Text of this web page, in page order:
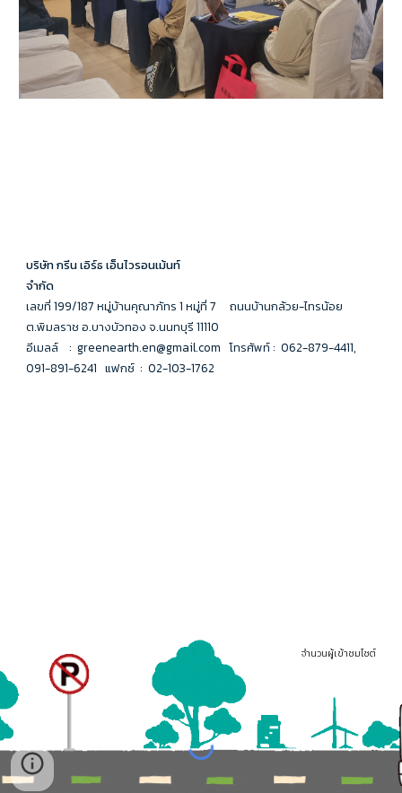
บริษัท กรีน เอิร์ธ เอ็นไวรอนเม้นท์
จำกัด
เลขที่ 199/187 หมู่บ้านคุณาภัทร 1 หมู่ที่ 7 ถนนบ้านกล้วย-ไทรน้อย
ต.พิมลราช อ.บางบัวทอง จ.นนทบุรี 11110
อีเมลล์ :greenearth.en@gmail.com โทรศัพท์ : 062-879-4411,
091-891-6241 แฟกซ์ : 02-103-1762
จำนวนผู้เข้าชมไซต์